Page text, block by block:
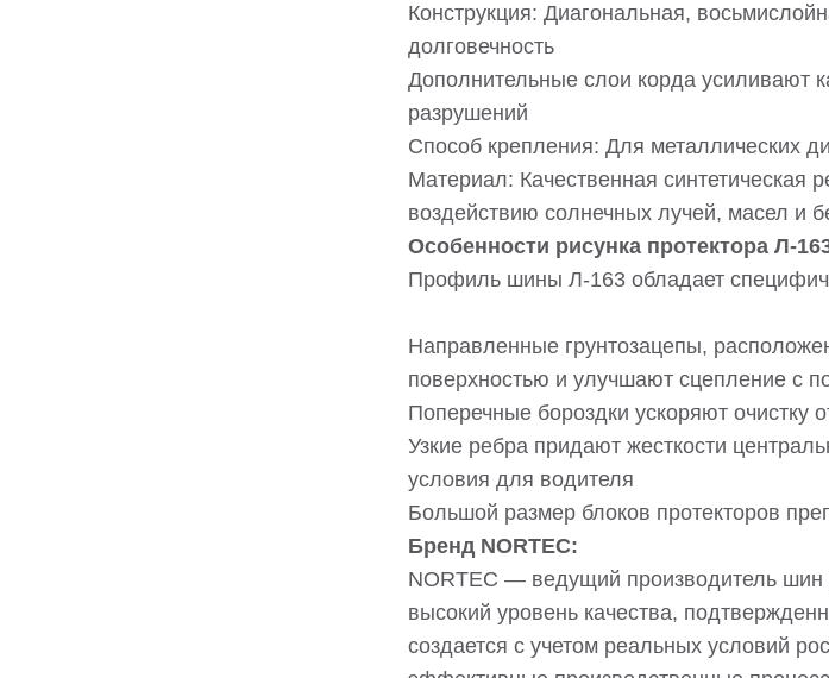
Конструкция: Диагональная,
долговечность
Дополнительные слои корда усиливают
разрушений
Способ крепления: Для металлических
Материал: Качественная синтетическая
воздействию солнечных лучей, масел и
Особенности рисунка протектора Л-
Профиль шины Л-163 обладает
Направленные грунтозацепы,
поверхностью и улучшают сцепление с
Поперечные бороздки ускоряют очистку
Узкие ребра придают жесткости
условия для водителя
Большой размер блоков протекторов
Бренд NORTEC:
NORTEC — ведущий производитель шин
высокий уровень качества,
создается с учетом реальных условий